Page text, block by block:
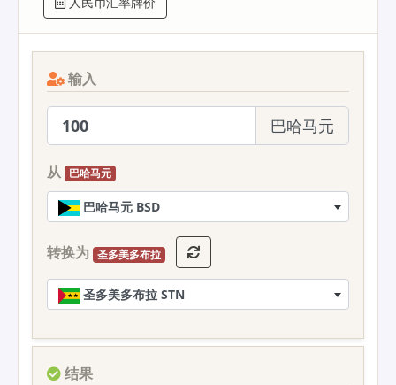
输入
巴哈马元
从 巴哈马元
巴哈马元 BSD
转换为 圣多美多布拉
圣多美多布拉 STN
结果